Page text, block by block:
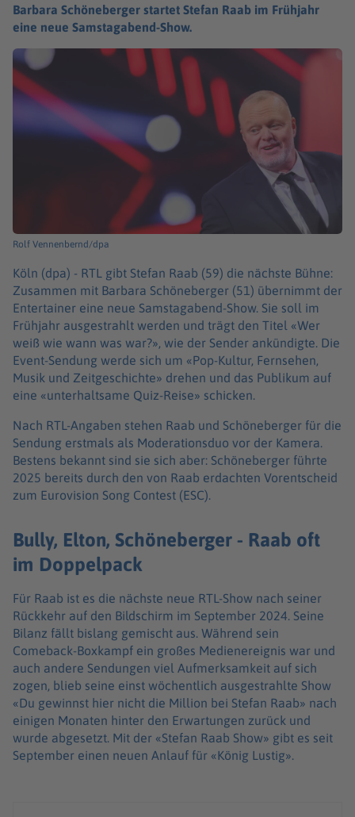
Barbara Schöneberger startet Stefan Raab im Frühjahr
eine neue Samstagabend-Show.
Rolf Vennenbernd/dpa
Köln (dpa) - RTL gibt Stefan Raab (59) die nächste Bühne:
Zusammen mit Barbara Schöneberger (51) übernimmt der
Entertainer eine neue Samstagabend-Show. Sie soll im
Frühjahr ausgestrahlt werden und trägt den Titel «Wer
weiß wie wann was war?», wie der Sender ankündigte. Die
Event-Sendung werde sich um «Pop-Kultur, Fernsehen,
Musik und Zeitgeschichte» drehen und das Publikum auf
eine «unterhaltsame Quiz-Reise» schicken.
Nach RTL-Angaben stehen Raab und Schöneberger für die
Sendung erstmals als Moderationsduo vor der Kamera.
Bestens bekannt sind sie sich aber: Schöneberger führte
2025 bereits durch den von Raab erdachten Vorentscheid
zum Eurovision Song Contest (ESC).
Bully, Elton, Schöneberger - Raab oft
im Doppelpack
Für Raab ist es die nächste neue RTL-Show nach seiner
Rückkehr auf den Bildschirm im September 2024. Seine
Bilanz fällt bislang gemischt aus. Während sein
Comeback-Boxkampf ein großes Medienereignis war und
auch andere Sendungen viel Aufmerksamkeit auf sich
zogen, blieb seine einst wöchentlich ausgestrahlte Show
«Du gewinnst hier nicht die Million bei Stefan Raab» nach
einigen Monaten hinter den Erwartungen zurück und
wurde abgesetzt. Mit der «Stefan Raab Show» gibt es seit
September einen neuen Anlauf für «König Lustig».